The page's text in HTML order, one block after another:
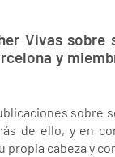
Vivas
y
de ello, y en
cabeza y